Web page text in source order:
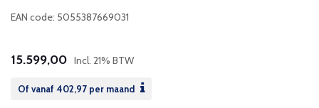
EAN code: 5055387669031
15.599,00 Incl. 21% BTW
Of vanaf 402,97 per maand